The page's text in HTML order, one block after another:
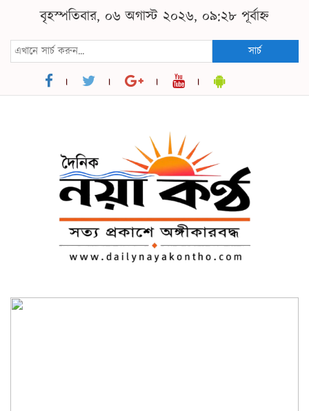
বৃহস্পতিবার, ০৬ অগাস্ট ২০২৬, ০৯:২৮ পূর্বাহ্ন
সার্চ